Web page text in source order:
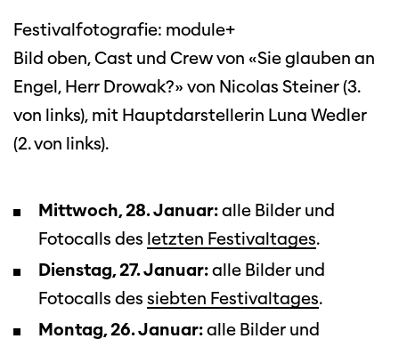
Festivalfotografie: module+
Bild oben, Cast und Crew von «Sie glauben an
Engel, Herr Drowak?» von Nicolas Steiner (3.
von links), mit Hauptdarstellerin Luna Wedler
(2. von links).
Mittwoch, 28. Januar:alle Bilder und
Fotocalls des letzten Festivaltages.
Dienstag, 27. Januar:alle Bilder und
Fotocalls des siebten Festivaltages.
Montag, 26. Januar:alle Bilder und